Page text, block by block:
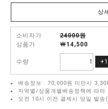
상
소비자가
24000원
상품가
￦14,500
수량 +1
배송정보 : 70,000원 미만시
지역별/상품개별배송정책에 따라
오전 10시 이전 결제시 당일 발